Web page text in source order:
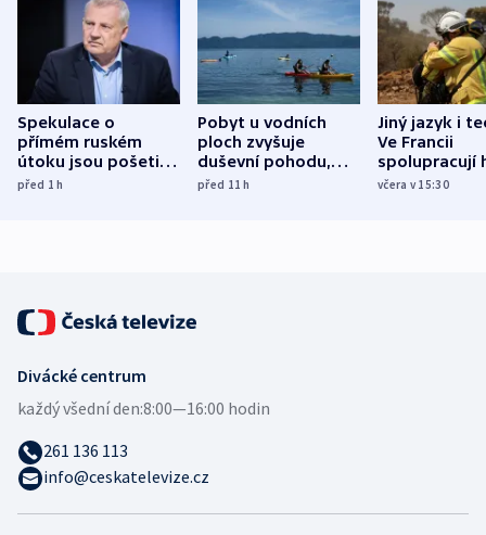
Spekulace o
přímém ruském
útoku jsou pošetilé,
míní estonský
před 1h
Pobyt u vodních
ploch zvyšuje
duševní pohodu,
ukázala
před 11h
Jiný jazyk i
Ve Francii
spolupracují
různých zemí
včera v 15:30
Divácké centrum
každý všední den:8:00—16:00 hodin
261 136 113
info@ceskatelevize.cz